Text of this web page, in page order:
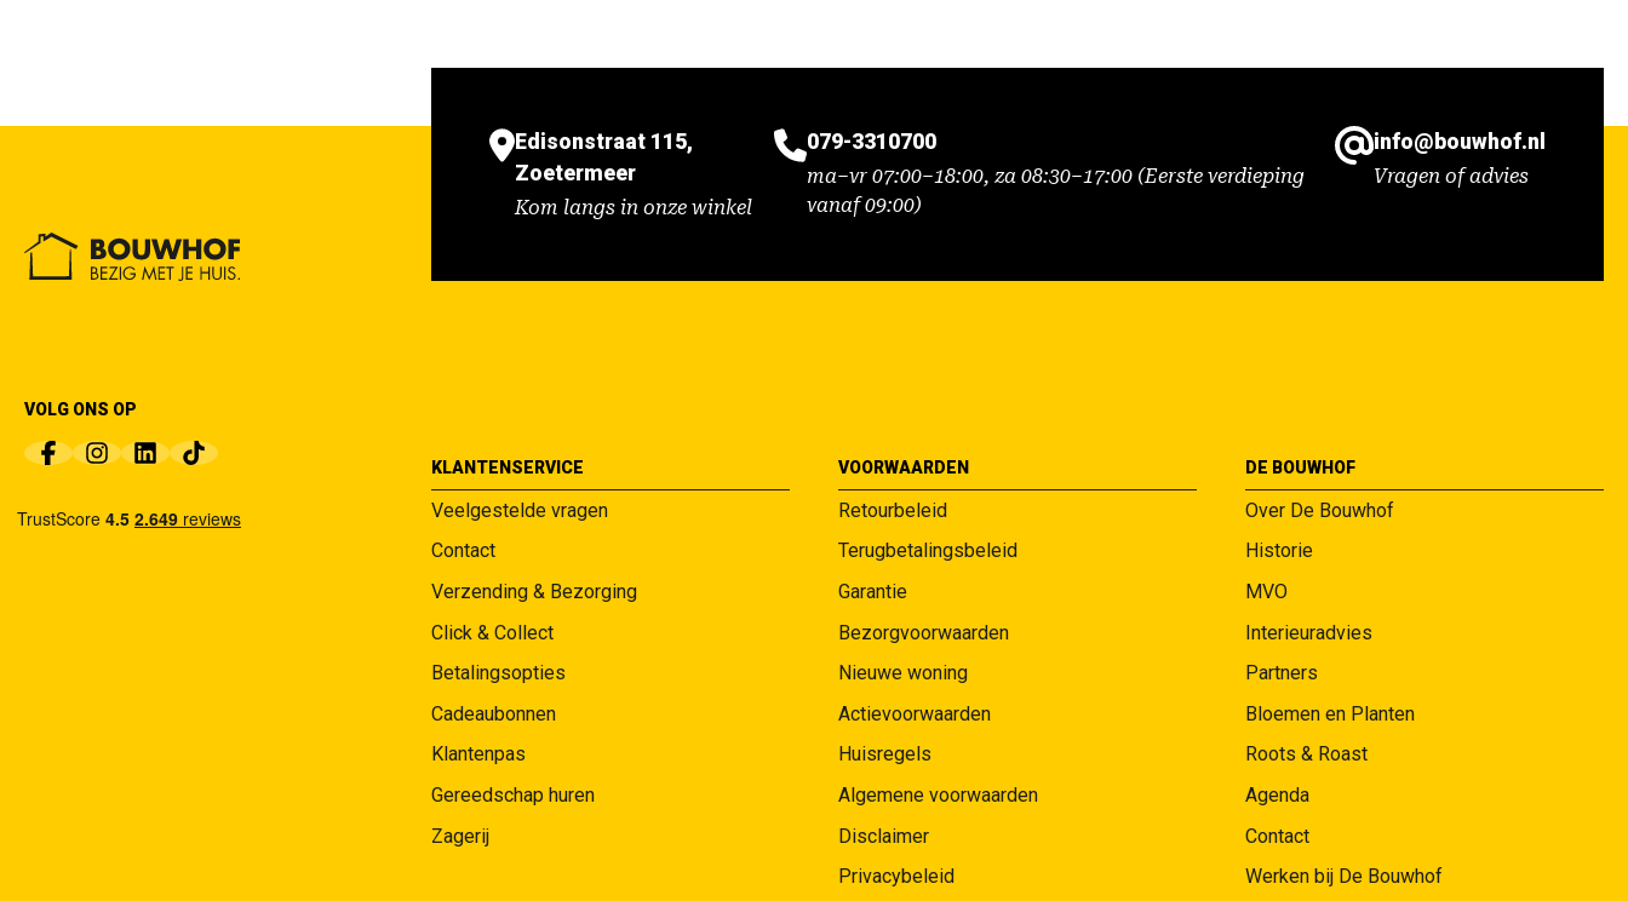
Edisonstraat 115,
Zoetermeer
Kom langs in onze winkel
079-3310700
ma–vr 07:00–18:00, za 08:30–17:00 (Eerste verdieping
vanaf 09:00)
info@bouwhof.nl
Vragen of advies
VOLG ONS OP
KLANTENSERVICE
Veelgestelde vragen
Contact
Verzending & Bezorging
Click & Collect
Betalingsopties
Cadeaubonnen
Klantenpas
Gereedschap huren
Zagerij
VOORWAARDEN
Retourbeleid
Terugbetalingsbeleid
Garantie
Bezorgvoorwaarden
Nieuwe woning
Actievoorwaarden
Huisregels
Algemene voorwaarden
Disclaimer
Privacybeleid
DE BOUWHOF
Over De Bouwhof
Historie
MVO
Interieuradvies
Partners
Bloemen en Planten
Roots & Roast
Agenda
Contact
Werken bij De Bouwhof